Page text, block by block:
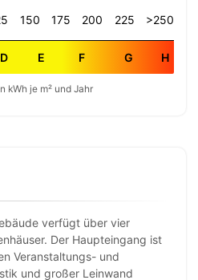
150 175 200 225 >250
D E F G H
kWh je m² und Jahr
verfügt über vier
Der Haupteingang ist
Veranstaltungs- und
und großer Leinwand